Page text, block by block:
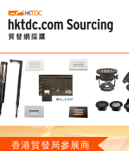
香港貿發局參展商